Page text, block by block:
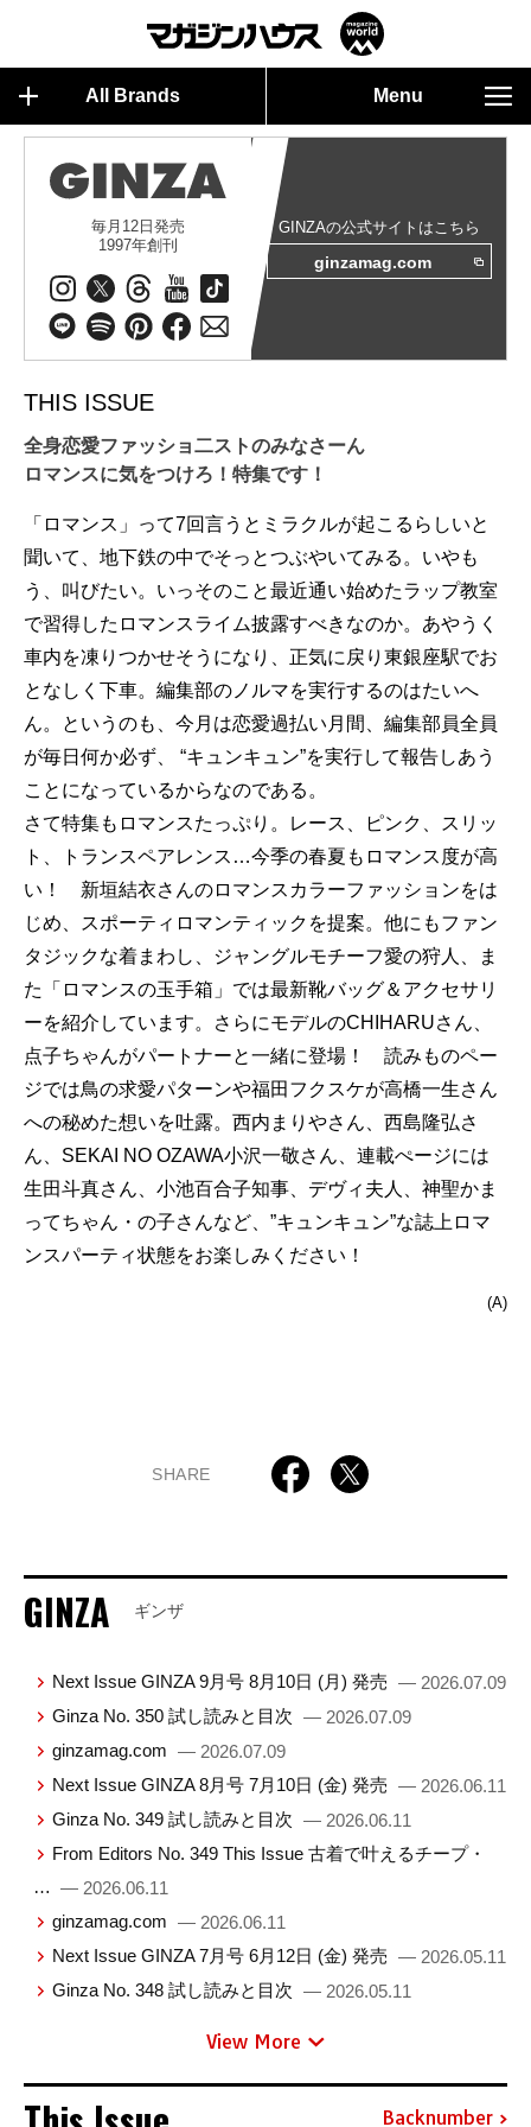
All Brands Menu
毎月12日発売
1997年創刊
GINZAの公式サイトはこちら
ginzamag.com
THIS ISSUE
全身恋愛ファッショ二ストのみなさーん
ロマンスに気をつけろ！特集です！
「ロマンス」って7回言うとミラクルが起こるらしいと
聞いて、地下鉄の中でそっとつぶやいてみる。いやも
う、叫びたい。いっそのこと最近通い始めたラップ教室
で習得したロマンスライム披露すべきなのか。あやうく
車内を凍りつかせそうになり、正気に戻り東銀座駅でお
となしく下車。編集部のノルマを実行するのはたいへ
ん。というのも、今月は恋愛過払い月間、編集部員全員
が毎日何か必ず、 “キュンキュン”を実行して報告しあう
ことになっているからなのである。
さて特集もロマンスたっぷり。レース、ピンク、スリッ
ト、トランスペアレンス…今季の春夏もロマンス度が高
い！ 新垣結衣さんのロマンスカラーファッションをは
じめ、スポーティロマンティックを提案。他にもファン
タジックな着まわし、ジャングルモチーフ愛の狩人、ま
た「ロマンスの玉手箱」では最新靴バッグ＆アクセサリ
ーを紹介しています。さらにモデルのCHIHARUさん、
点子ちゃんがパートナーと一緒に登場！ 読みものペー
ジでは鳥の求愛パターンや福田フクスケが高橋一生さん
への秘めた想いを吐露。西内まりやさん、西島隆弘さ
ん、SEKAI NO OZAWA小沢一敬さん、連載ぺージには
生田斗真さん、小池百合子知事、デヴィ夫人、神聖かま
ってちゃん・の子さんなど、”キュンキュン”な誌上ロマ
ンスパーティ状態をお楽しみください！
(A)
SHARE
GINZA ギンザ
Next Issue GINZA 9月号 8月10日 (月) 発売 — 2026.07.09
Ginza No. 350 試し読みと目次 — 2026.07.09
ginzamag.com — 2026.07.09
Next Issue GINZA 8月号 7月10日 (金) 発売 — 2026.06.11
Ginza No. 349 試し読みと目次 — 2026.06.11
From Editors No. 349 This Issue 古着で叶えるチープ・
… — 2026.06.11
ginzamag.com — 2026.06.11
Next Issue GINZA 7月号 6月12日 (金) 発売 — 2026.05.11
Ginza No. 348 試し読みと目次 — 2026.05.11
View More
Backnumber